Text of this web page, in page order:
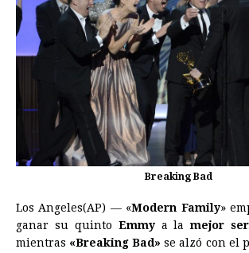
b
o
e
n
g
e
r
s
A
p
p
a
d
s
e
s
e
Breaking Bad
Los Angeles(AP) — «Modern Family»
ganar su quinto Emmya lamejor
mientras «Breaking Bad» se alzó con el